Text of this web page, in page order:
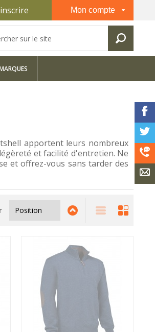
Mon compte
apportent leurs nombreux
et facilité d'entretien. Ne
et offrez-vous sans tarder des